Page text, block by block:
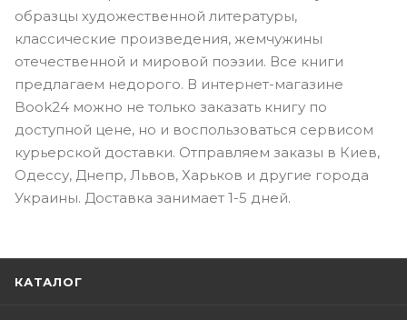
образцы художественной литературы,
классические произведения, жемчужины
отечественной и мировой поэзии. Все книги
предлагаем недорого. В интернет-магазине
Book24 можно не только заказать книгу по
доступной цене, но и воспользоваться сервисом
курьерской доставки. Отправляем заказы в Киев,
Одессу, Днепр, Львов, Харьков и другие города
Украины. Доставка занимает 1-5 дней.
КАТАЛОГ